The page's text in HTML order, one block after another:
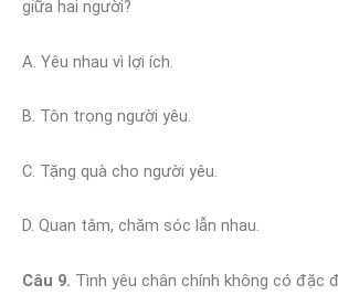
giữa hai người?
A. Yêu nhau vì lợi ích.
B. Tôn trọng người yêu.
C. Tặng quà cho người yêu.
D. Quan tâm, chăm sóc lẫn nhau.
Câu 9. Tình yêu chân chính không có đặc